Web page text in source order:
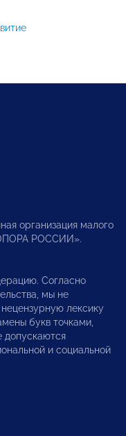
организация малого
РОССИИ».
Согласно
мы не
лексику
букв точками,
и социальной